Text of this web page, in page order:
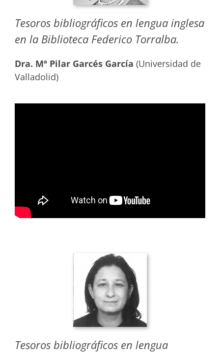
Tesoros bibliográficos en lengua inglesa
en la Biblioteca Federico Torralba.
Dra. Mª Pilar Garcés García (Universidad de
Valladolid)
Tesoros bibliográficos en lengua